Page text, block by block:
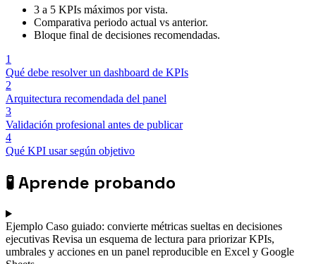
3 a 5 KPIs máximos por vista.
Comparativa periodo actual vs anterior.
Bloque final de decisiones recomendadas.
1
Qué debe resolver un dashboard de KPIs
2
Arquitectura recomendada del panel
3
Validación profesional antes de publicar
4
Qué KPI usar según objetivo
🧪Aprende probando
Ejemplo Caso guiado: convierte métricas sueltas en decisiones
ejecutivas Revisa un esquema de lectura para priorizar KPIs,
umbrales y acciones en un panel reproducible en Excel y Google